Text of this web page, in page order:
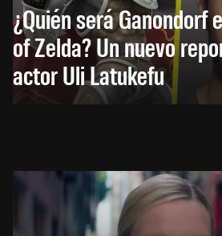
¿Quién será Ganondorf
of Zelda? Un nuevo
actor Uli Latukefu